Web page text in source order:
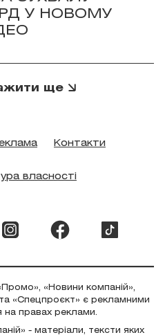
У НОВОМУ
ще
Контакти
власності
«Новини компаній»,
«Спецпроєкт» є рекламними
на правах реклами.
- матеріали, тексти яких